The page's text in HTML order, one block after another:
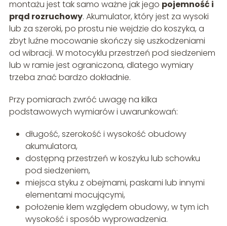
montażu jest tak samo ważne jak jego pojemność i
prąd rozruchowy. Akumulator, który jest za wysoki
lub za szeroki, po prostu nie wejdzie do koszyka, a
zbyt luźne mocowanie skończy się uszkodzeniami
od wibracji. W motocyklu przestrzeń pod siedzeniem
lub w ramie jest ograniczona, dlatego wymiary
trzeba znać bardzo dokładnie.
Przy pomiarach zwróć uwagę na kilka
podstawowych wymiarów i uwarunkowań:
długość, szerokość i wysokość obudowy
akumulatora,
dostępną przestrzeń w koszyku lub schowku
pod siedzeniem,
miejsca styku z obejmami, paskami lub innymi
elementami mocującymi,
położenie klem względem obudowy, w tym ich
wysokość i sposób wyprowadzenia.